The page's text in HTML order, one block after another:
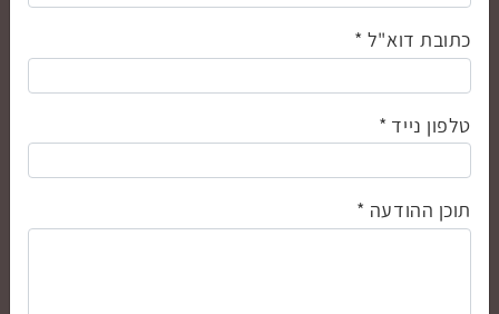
כתובת דוא"ל
טלפון נייד
תוכן ההודעה